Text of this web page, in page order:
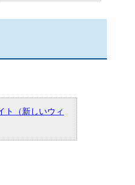
ト（新しいウィ